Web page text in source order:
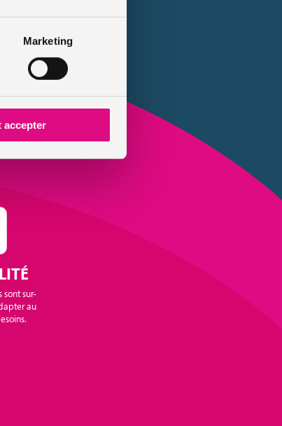
Marketing
accepter
sont sur-
au